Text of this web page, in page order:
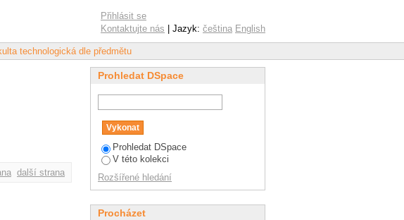
Přihlásit se
Kontaktujte nás | Jazyk: čeština English
technologická dle předmětu
další strana
Prohledat DSpace
Prohledat DSpace
V této kolekci
Rozšířené hledání
Procházet